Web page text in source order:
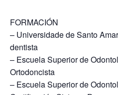
FORMACIÓN
– Universidade de Santo
dentista
– Escuela Superior de
Ortodoncista
– Escuela Superior de